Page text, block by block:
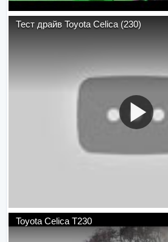
Тест драйв Toyota Celica (230)
Toyota Celica T230